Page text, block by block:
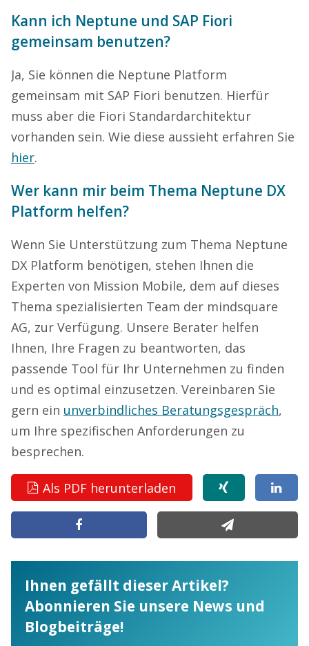
Kann ich Neptune und SAP Fiori
gemeinsam benutzen?
Ja, Sie können die Neptune Platform
gemeinsam mit SAP Fiori benutzen. Hierfür
muss aber die Fiori Standardarchitektur
vorhanden sein. Wie diese aussieht erfahren Sie
hier.
Wer kann mir beim Thema Neptune DX
Platform helfen?
Wenn Sie Unterstützung zum Thema Neptune
DX Platform benötigen, stehen Ihnen die
Experten von Mission Mobile, dem auf dieses
Thema spezialisierten Team der mindsquare
AG, zur Verfügung. Unsere Berater helfen
Ihnen, Ihre Fragen zu beantworten, das
passende Tool für Ihr Unternehmen zu finden
und es optimal einzusetzen. Vereinbaren Sie
gern ein unverbindliches Beratungsgespräch,
um Ihre spezifischen Anforderungen zu
besprechen.
Als PDF herunterladen
Ihnen gefällt dieser Artikel?
Abonnieren Sie unsere News und
Blogbeiträge!